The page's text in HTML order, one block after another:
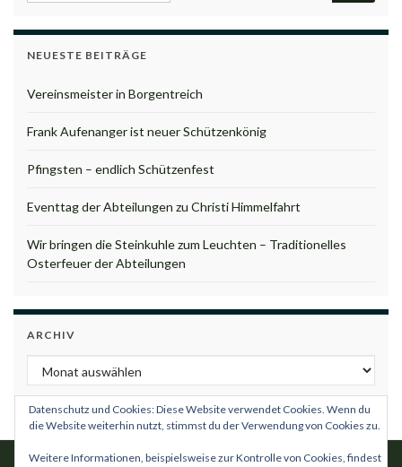
NEUESTE BEITRÄGE
Vereinsmeister in Borgentreich
Frank Aufenanger ist neuer Schützenkönig
Pfingsten – endlich Schützenfest
Eventtag der Abteilungen zu Christi Himmelfahrt
Wir bringen die Steinkuhle zum Leuchten – Traditionelles
Osterfeuer der Abteilungen
ARCHIV
Archiv
Datenschutz und Cookies: Diese Website verwendet Cookies. Wenn du
die Website weiterhin nutzt, stimmst du der Verwendung von Cookies zu.
Weitere Informationen, beispielsweise zur Kontrolle von Cookies, findest